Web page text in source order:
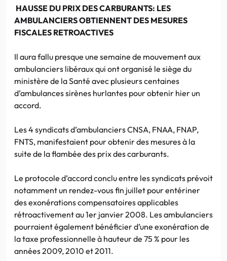
HAUSSE DU PRIX DES CARBURANTS: LES
AMBULANCIERS OBTIENNENT DES MESURES
FISCALES RETROACTIVES
Il aura fallu presque une semaine de mouvement aux
ambulanciers libéraux qui ont organisé le siège du
ministère de la Santé avec plusieurs centaines
d’ambulances sirènes hurlantes pour obtenir hier un
accord.
Les 4 syndicats d’ambulanciers CNSA, FNAA, FNAP,
FNTS, manifestaient pour obtenir des mesures à la
suite de la flambée des prix des carburants.
Le protocole d’accord conclu entre les syndicats prévoit
notamment un rendez-vous fin juillet pour entériner
des exonérations compensatoires applicables
rétroactivement au 1er janvier 2008. Les ambulanciers
pourraient également bénéficier d’une exonération de
la taxe professionnelle à hauteur de 75 % pour les
années 2009, 2010 et 2011.